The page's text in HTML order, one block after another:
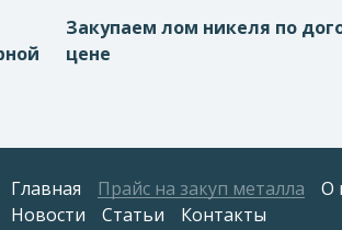
Закупаем лом никеля по
цене
Главная Прайс на закуп металла
О
Новости
Статьи Контакты